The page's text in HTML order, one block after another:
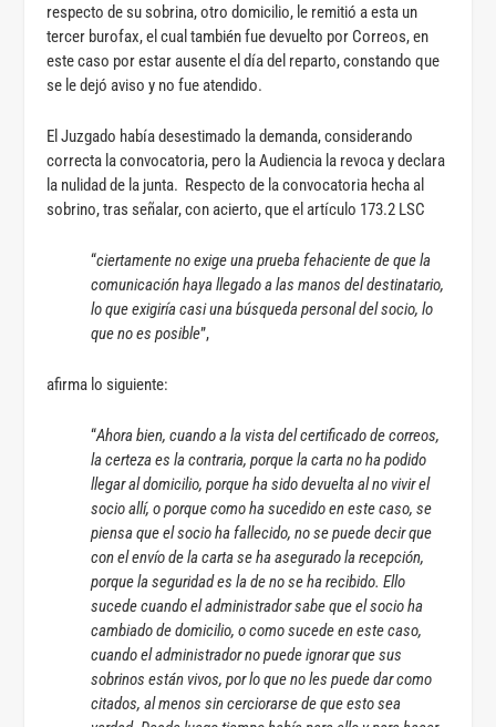
respecto de su sobrina, otro domicilio, le remitió a esta un
tercer burofax, el cual también fue devuelto por Correos, en
este caso por estar ausente el día del reparto, constando que
se le dejó aviso y no fue atendido.
El Juzgado había desestimado la demanda, considerando
correcta la convocatoria, pero la Audiencia la revoca y declara
la nulidad de la junta. Respecto de la convocatoria hecha al
sobrino, tras señalar, con acierto, que el artículo 173.2 LSC
“ciertamente no exige una prueba fehaciente de que la
comunicación haya llegado a las manos del destinatario,
lo que exigiría casi una búsqueda personal del socio, lo
que no es posible”,
afirma lo siguiente:
“Ahora bien, cuando a la vista del certificado de correos,
la certeza es la contraria, porque la carta no ha podido
llegar al domicilio, porque ha sido devuelta al no vivir el
socio allí, o porque como ha sucedido en este caso, se
piensa que el socio ha fallecido, no se puede decir que
con el envío de la carta se ha asegurado la recepción,
porque la seguridad es la de no se ha recibido. Ello
sucede cuando el administrador sabe que el socio ha
cambiado de domicilio, o como sucede en este caso,
cuando el administrador no puede ignorar que sus
sobrinos están vivos, por lo que no les puede dar como
citados, al menos sin cerciorarse de que esto sea